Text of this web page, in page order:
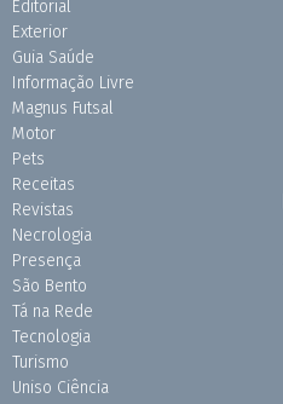
Editorial
Exterior
Guia Saúde
Informação Livre
Magnus Futsal
Motor
Pets
Receitas
Revistas
Necrologia
Presença
São Bento
Tá na Rede
Tecnologia
Turismo
Uniso Ciência